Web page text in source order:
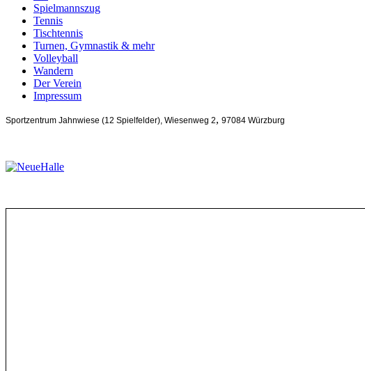
Spielmannszug
Tennis
Tischtennis
Turnen, Gymnastik & mehr
Volleyball
Wandern
Der Verein
Impressum
Sportzentrum Jahnwiese (12 Spielfelder), Wiesenweg 2, 97084 Würzburg